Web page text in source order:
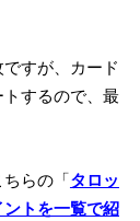
すが、
カード
するので、最
らの「タロッ
ントを一覧で紹